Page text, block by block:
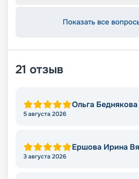
Показать все
21 отзыв
Ольга
5 августа 2026
Ершова Ирина
3 августа 2026